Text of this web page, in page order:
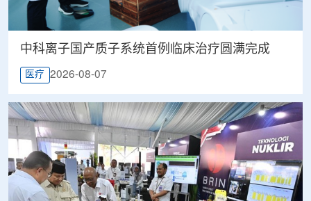
中科离子国产质子系统首例临床治疗圆满完成
医疗 2026-08-07